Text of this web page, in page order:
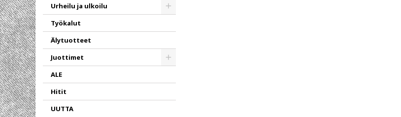
Urheilu ja ulkoilu
Työkalut
Älytuotteet
Juottimet
ALE
Hitit
UUTTA